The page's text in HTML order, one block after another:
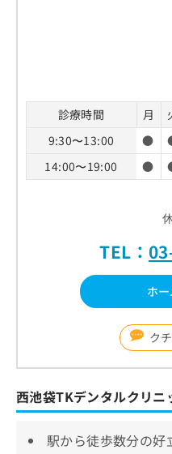
診療時間 月
9:30〜13:00
●
14:00〜19:00
●
TEL：
ホ
ク
西池袋TKデンタルクリニ
駅から徒歩数分の好